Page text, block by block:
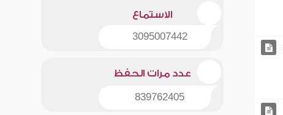
الاستماع
3095007442
عدد مرات الحفظ
839762405